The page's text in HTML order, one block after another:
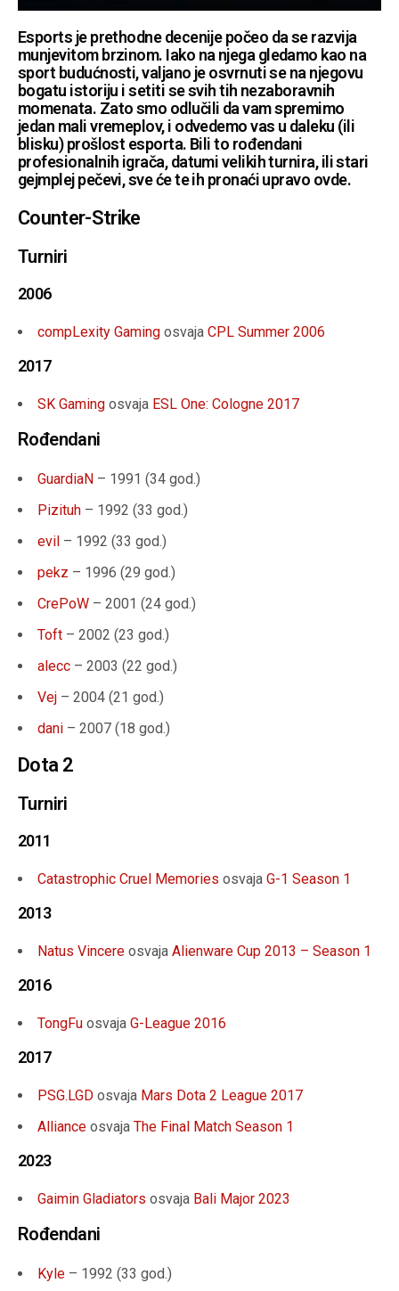
Esports je prethodne decenije počeo da se razvija
munjevitom brzinom. Iako na njega gledamo kao na
sport budućnosti, valjano je osvrnuti se na njegovu
bogatu istoriju i setiti se svih tih nezaboravnih
momenata. Zato smo odlučili da vam spremimo
jedan mali vremeplov, i odvedemo vas u daleku (ili
blisku) prošlost esporta. Bili to rođendani
profesionalnih igrača, datumi velikih turnira, ili stari
gejmplej pečevi, sve će te ih pronaći upravo ovde.
Counter-Strike
Turniri
2006
compLexity Gaming osvaja CPL Summer 2006
2017
SK Gaming osvaja ESL One: Cologne 2017
Rođendani
GuardiaN – 1991 (34 god.)
Pizituh – 1992 (33 god.)
evil – 1992 (33 god.)
pekz – 1996 (29 god.)
CrePoW – 2001 (24 god.)
Toft – 2002 (23 god.)
alecc – 2003 (22 god.)
Vej – 2004 (21 god.)
dani – 2007 (18 god.)
Dota 2
Turniri
2011
Catastrophic Cruel Memories osvaja G-1 Season 1
2013
Natus Vincere osvaja Alienware Cup 2013 – Season 1
2016
TongFu osvaja G-League 2016
2017
PSG.LGD osvaja Mars Dota 2 League 2017
Alliance osvaja The Final Match Season 1
2023
Gaimin Gladiators osvaja Bali Major 2023
Rođendani
Kyle – 1992 (33 god.)